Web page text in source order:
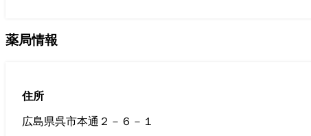
薬局情報
住所
広島県呉市本通２－６－１